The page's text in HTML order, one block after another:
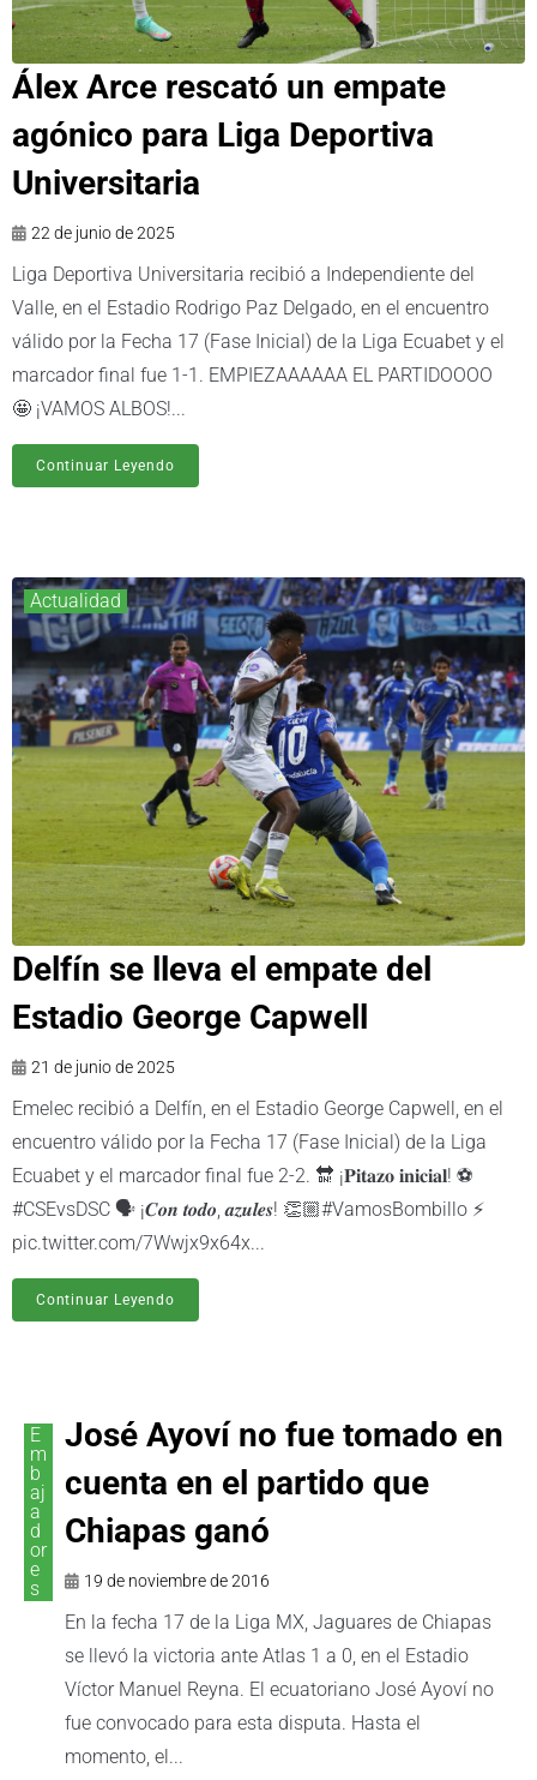
Álex Arce rescató un empate
agónico para Liga Deportiva
Universitaria
22 de junio de 2025
Liga Deportiva Universitaria recibió a Independiente del
Valle, en el Estadio Rodrigo Paz Delgado, en el encuentro
válido por la Fecha 17 (Fase Inicial) de la Liga Ecuabet y el
marcador final fue 1-1. EMPIEZAAAAAA EL PARTIDOOOO
🤩 ¡VAMOS ALBOS!...
Continuar Leyendo
Actualidad
Delfín se lleva el empate del
Estadio George Capwell
21 de junio de 2025
Emelec recibió a Delfín, en el Estadio George Capwell, en el
encuentro válido por la Fecha 17 (Fase Inicial) de la Liga
Ecuabet y el marcador final fue 2-2. 🔛 ¡𝐏𝐢𝐭𝐚𝐳𝐨 𝐢𝐧𝐢𝐜𝐢𝐚𝐥! ⚽️
#CSEvsDSC 🗣️ ¡𝑪𝒐𝒏 𝒕𝒐𝒅𝒐, 𝒂𝒛𝒖𝒍𝒆𝒔! 👏🏼#VamosBombillo ⚡️
pic.twitter.com/7Wwjx9x64x...
Continuar Leyendo
E
m
b
aj
a
d
or
e
s
José Ayoví no fue tomado en
cuenta en el partido que
Chiapas ganó
19 de noviembre de 2016
En la fecha 17 de la Liga MX, Jaguares de Chiapas
se llevó la victoria ante Atlas 1 a 0, en el Estadio
Víctor Manuel Reyna. El ecuatoriano José Ayoví no
fue convocado para esta disputa. Hasta el
momento, el...